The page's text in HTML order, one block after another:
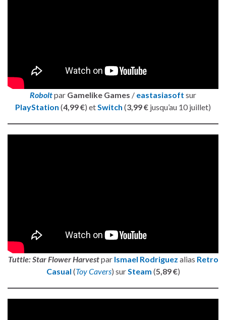
Roboltpar Gamelike Games / eastasiasoft sur
PlayStation (4,99 €) etSwitch (3,99 € jusqu’au 10 juillet)
Tuttle: Star Flower Harvestpar Ismael Rodriguez alias Retro
Casual (Toy Cavers) surSteam (5,89 €)